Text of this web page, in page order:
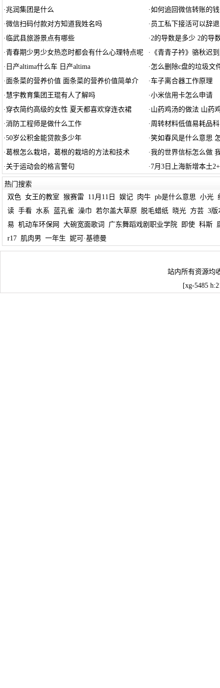
·兆润集团是什么 ·如何追回微信转账的
·微信扫码付款对方知道我姓名吗 · 员工私下接活可以辞
· 临武县旅游景点有哪些 ·2的导数是多少 2的导
·青春期少男少女热恋时都会有什么心理特点呢 · 《青青子衿》骆秋迟
· 日产altima什么车 日产altima · 怎么删除c盘的垃圾文
· 面条菜的营养价值 面条菜的营养价值简单介 ·车子离合器工作原理
· 慧宇教育集团王琨有人了解吗 ·小米信用卡怎么申请
· 穿衣简约高级的女性 夏天都喜欢穿连衣裙 · 山药鸡汤的做法 山药
·消防工程师是做什么工作 · 周转材料低值易耗品
·50岁公积金能贷款多少年 ·笑如春风是什么意思
·葛根怎么栽培，葛根的栽培的方法和技术 ·我的世界信标怎么做
· 关于运动会的格言警句 · 7月3日上海新增本土
热门搜索
双色 女王的教室 猴赛雷 11月11日 娱记 肉牛 pb是什么意思 小光
读 手看 水系 蓝孔雀 澡巾 若尔盖大草原 脱毛蜡纸 晓光 方芸 3版
易 机动车环保网 大碗宽面歌词 广东舞蹈戏剧职业学院 即使 科斯
r17
肌肉男 一年生 妮可·基德曼
站内所有资源均
[xg-5485